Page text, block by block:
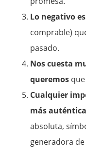
Lo negativo
comprable)
pasado.
Nos cuesta
queremos
Cualquier
más
absoluta,
generadora